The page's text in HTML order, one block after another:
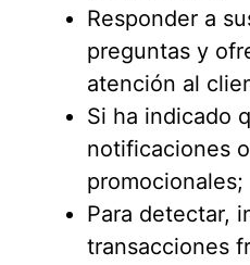
Responder a
preguntas y
atención al
Si ha indicado
notificaciones
promocionales;
Para detectar,
transacciones